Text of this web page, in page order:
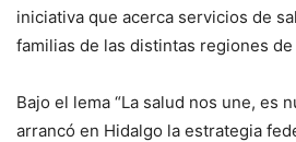
iniciativa que acerca servicios de
familias de las distintas regiones de
Bajo el lema “La salud nos une, es
arrancó en Hidalgo la estrategia